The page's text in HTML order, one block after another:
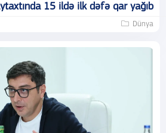
15 ildə ilk dəfə qar yağıb
Dünya